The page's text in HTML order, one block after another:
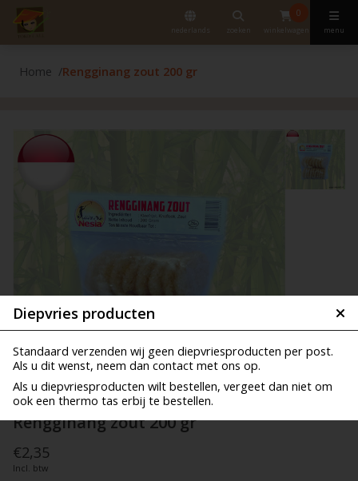
nederlands zoeken
0
winkelwagen menu
Diepvries producten
Standaard verzenden wij geen diepvriesproducten per post.
Als u dit wenst, neem dan contact met ons op.
Als u diepvriesproducten wilt bestellen, vergeet dan niet om
ook een thermo tas erbij te bestellen.
Home Rengginang zout 200 gr
Rengginang zout 200 gr
€2,35
Incl. btw